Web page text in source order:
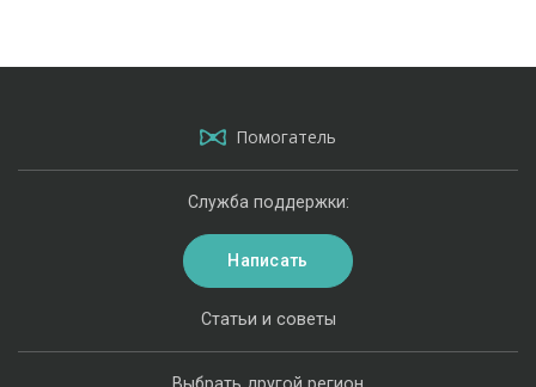
Помогатель
Статьи и советы
Служба поддержки:
Написать